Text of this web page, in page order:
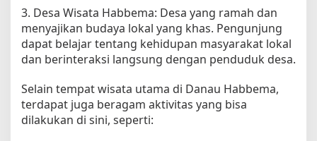
3. Desa Wisata Habbema: Desa yang ramah dan
menyajikan budaya lokal yang khas. Pengunjung
dapat belajar tentang kehidupan masyarakat lokal
dan berinteraksi langsung dengan penduduk desa.
Selain tempat wisata utama di Danau Habbema,
terdapat juga beragam aktivitas yang bisa
dilakukan di sini, seperti: